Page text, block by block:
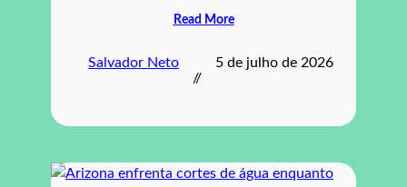
Read More
Salvador Neto
//
5 de julho de 2026